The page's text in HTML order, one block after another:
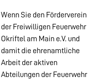
Wenn Sie den Förderverein
der Freiwilligen Feuerwehr
Okriftel am Main e.V. und
damit die ehrenamtliche
Arbeit der aktiven
Abteilungen der Feuerwehr